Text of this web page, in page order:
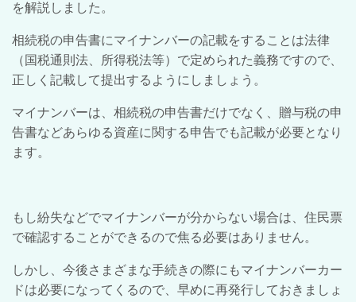
を解説しました。
相続税の申告書にマイナンバーの記載をすることは法律
（国税通則法、所得税法等）で定められた義務ですので、
正しく記載して提出するようにしましょう。
マイナンバーは、相続税の申告書だけでなく、贈与税の申
告書などあらゆる資産に関する申告でも記載が必要となり
ます。
もし紛失などでマイナンバーが分からない場合は、住民票
で確認することができるので焦る必要はありません。
しかし、今後さまざまな手続きの際にもマイナンバーカー
ドは必要になってくるので、早めに再発行しておきましょ